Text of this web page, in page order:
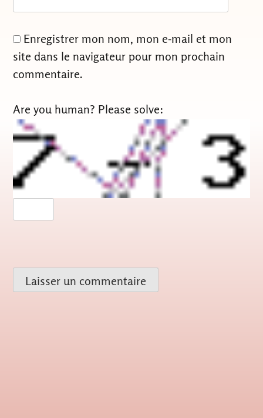
Enregistrer mon nom, mon e-mail et mon
site dans le navigateur pour mon prochain
commentaire.
Are you human? Please solve: